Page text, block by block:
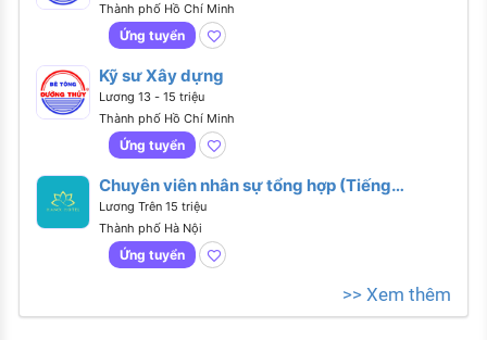
Thành phố Hồ Chí Minh
Ứng tuyển
Kỹ sư Xây dựng
Lương 13 - 15 triệu
Thành phố Hồ Chí Minh
Ứng tuyển
Chuyên viên nhân sự tổng hợp (Tiếng
Anh giao tiếp)
Lương Trên 15 triệu
Thành phố Hà Nội
Ứng tuyển
>> Xem thêm